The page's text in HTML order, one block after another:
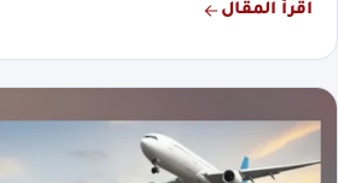
اقرأ المقال